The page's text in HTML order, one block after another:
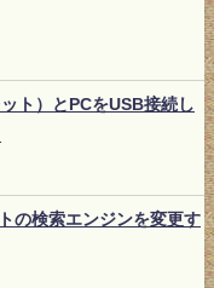
ト）とPCをUSB接続し
の検索エンジンを変更す